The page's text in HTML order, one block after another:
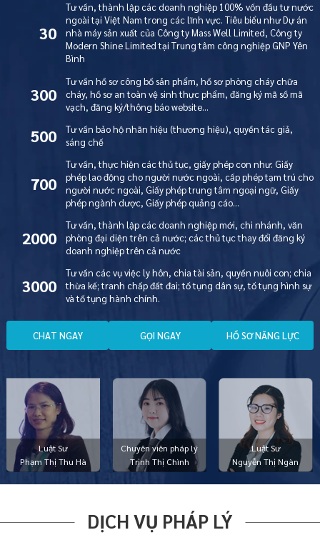
Luật Sư
Phạm Thị Thu Hà
Chuyên viên pháp lý
Trịnh Thị Chình
Luật Sư
Nguyễn Thị Ngàn
30
Tư vấn, thành lập các doanh nghiệp 100% vốn đầu tư nước
ngoài tại Việt Nam trong các lĩnh vực. Tiêu biểu như Dự án
nhà máy sản xuất của Công ty Mass Well Limited, Công ty
Modern Shine Limited tại Trung tâm công nghiệp GNP Yên
Bình
300
Tư vấn hồ sơ công bố sản phẩm, hồ sơ phòng cháy chữa
cháy, hồ sơ an toàn vệ sinh thực phẩm, đăng ký mã số mã
vạch, đăng ký/thông báo website…
500
Tư vấn bảo hộ nhãn hiệu (thương hiệu), quyền tác giả,
sáng chế
700
Tư vấn, thực hiện các thủ tục, giấy phép con như: Giấy
phép lao động cho người nước ngoài, cấp phép tạm trú cho
người nước ngoài, Giấy phép trung tâm ngoại ngữ, Giấy
phép ngành dược, Giấy phép quảng cáo…
2000
Tư vấn, thành lập các doanh nghiệp mới, chi nhánh, văn
phòng đại diện trên cả nước; các thủ tục thay đổi đăng ký
doanh nghiệp trên cả nước
3000
Tư vấn các vụ việc ly hôn, chia tài sản, quyền nuôi con; chia
thừa kế; tranh chấp đất đai; tố tụng dân sự, tố tụng hình sự
và tố tụng hành chính.
CHAT NGAY GỌI NGAY HỒ SƠ NĂNG LỰC
DỊCH VỤ PHÁP LÝ